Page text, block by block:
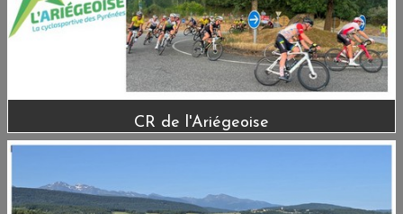
CR de l'Ariégeoise